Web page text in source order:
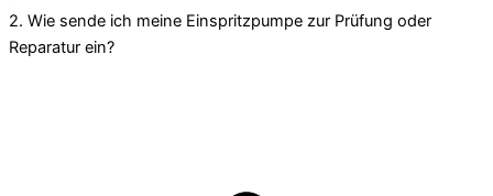
2. Wie sende ich meine Einspritzpumpe zur Prüfung oder
Reparatur ein?